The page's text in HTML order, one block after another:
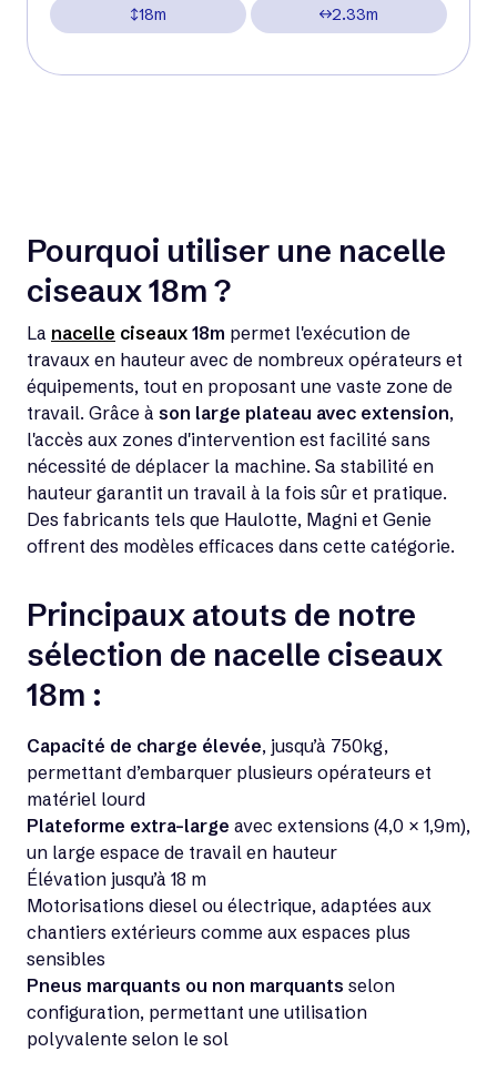
18m 2.33m
Pourquoi utiliser une nacelle
ciseaux 18m ?
La nacelle ciseaux 18m permet l'exécution de
travaux en hauteur avec de nombreux opérateurs et
équipements, tout en proposant une vaste zone de
travail. Grâce à son large plateau avec extension,
l'accès aux zones d'intervention est facilité sans
nécessité de déplacer la machine. Sa stabilité en
hauteur garantit un travail à la fois sûr et pratique.
Des fabricants tels que Haulotte, Magni et Genie
offrent des modèles efficaces dans cette catégorie.
Principaux atouts de notre
sélection de nacelle ciseaux
18m :
Capacité de charge élevée, jusqu’à 750kg,
permettant d’embarquer plusieurs opérateurs et
matériel lourd
Plateforme extra-large avec extensions (4,0 × 1,9m),
un large espace de travail en hauteur
Élévation jusqu’à 18 m
Motorisations diesel ou électrique, adaptées aux
chantiers extérieurs comme aux espaces plus
sensibles
Pneus marquants ou non marquants selon
configuration, permettant une utilisation
polyvalente selon le sol